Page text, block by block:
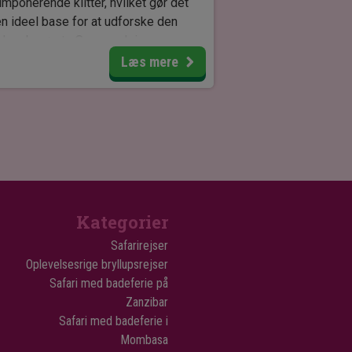
ideel base for at udforske den
rummelige og moderne bungalows
Desert Camp er designet til at
ind i den omkringliggende natur.
har enten en dobbeltseng eller to
og hver bungalow er
med aircondition, en privat
og en lille køkkenniche. Der er
Læs mere
Kategorier
Safarirejser
Oplevelsesrige bryllupsrejser
Safari med badeferie på
Zanzibar
Safari med badeferie i
Mombasa